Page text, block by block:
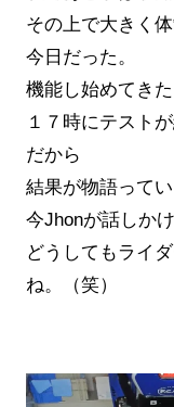
その上で大きく
今日だった。
機能し始めてき
１７時にテスト
だから
結果が物語ってい
今Jhonが話しかけ
どうしてもライ
ね。（笑）